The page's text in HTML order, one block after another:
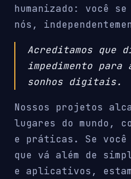
humanizado: você
nós,
Acreditamos que
impedimento
sonhos digitais.
Nossos projetos
lugares do mundo,
e práticas. Se você
que vá além de
e aplicativos,